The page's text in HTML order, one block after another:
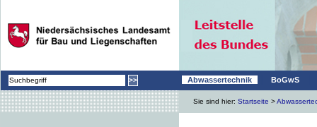
Abwassertechnik BoGwS
Sie sind hier: Startseite >